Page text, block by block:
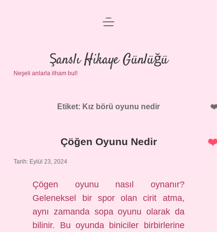
Anasayfa
Gizlilik Politikası
menüyü
Şanslı Hikaye Günlüğü
Neşeli anlarla ilham bul!
Etiket: Kız börü oyunu nedir
Çöğen Oyunu Nedir
Tarih: Eylül 23, 2024
Çögen oyunu nasıl oynanır?
Geleneksel bir spor olan cirit atma,
aynı zamanda sopa oyunu olarak da
bilinir. Bu oyunda biniciler birbirlerine